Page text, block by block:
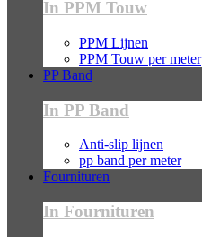
In PPM Touw
PPM Lijnen
PPM Touw per meter
PP Band
In PP Band
Anti-slip lijnen
pp band per meter
Fournituren
In Fournituren